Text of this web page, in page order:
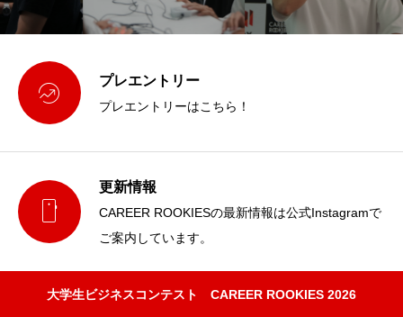
 プレエントリー
プレエントリーはこちら！

更新情報
CAREER ROOKIESの最新情報は公式Instagramで
ご案内しています。
大学生ビジネスコンテスト CAREER ROOKIES 2026